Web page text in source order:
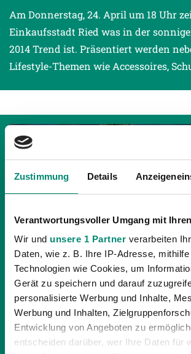
Zustimmung Details
Verantwortungsvoller Umgang mit
Wir und unsere 1 Partner verarbeiten
Daten, wie z. B. Ihre IP-Adresse,
Technologien wie Cookies, um
Gerät zu speichern und darauf
personalisierte Werbung und Inhalte,
Werbung und Inhalten,
Entwicklung von Angeboten zu
entscheiden darüber, wer Ihre Daten für
Am Donnerstag, 24. April um 18 Uhr
Einkaufsstadt Ried was in der
2014 Trend ist. Präsentiert werden
Lifestyle-Themen wie Accessoires,
19.04.2014| UNKATEGORISIERT
UPC-ARENA ERNEUT KEINE
Im Spiel um den fünften Tabellenplatz